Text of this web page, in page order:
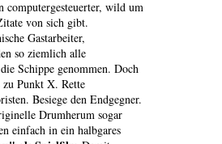
computergesteuerter, wild um
von sich gibt.
Gastarbeiter,
so ziemlich alle
Schippe genommen. Doch
Punkt X. Rette
Besiege den Endgegner.
Drumherum sogar
einfach in ein halbgares